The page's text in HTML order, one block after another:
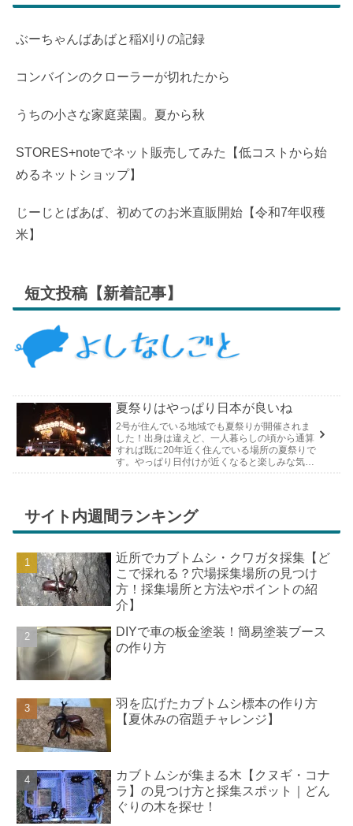
ぶーちゃんばあばと稲刈りの記録
コンバインのクローラーが切れたから
うちの小さな家庭菜園。夏から秋
STORES+noteでネット販売してみた【低コストから始
めるネットショップ】
じーじとばあば、初めてのお米直販開始【令和7年収穫
米】
短文投稿【新着記事】
夏祭りはやっぱり日本が良いね
2号が住んでいる地域でも夏祭りが開催されま
した！出身は違えど、一人暮らしの頃から通算
すれば既に20年近く住んでいる場所の夏祭りで
す。やっぱり日付けが近くなると楽しみな気持
サイト内週間ランキング
近所でカブトムシ・クワガタ採集【ど
こで採れる？穴場採集場所の見つけ
方！採集場所と方法やポイントの紹
介】
DIYで車の板金塗装！簡易塗装ブース
の作り方
羽を広げたカブトムシ標本の作り方
【夏休みの宿題チャレンジ】
カブトムシが集まる木【クヌギ・コナ
ラ】の見つけ方と採集スポット｜どん
ぐりの木を探せ！